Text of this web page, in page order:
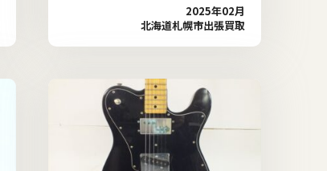
2025年02月
北海道札幌市出張買取